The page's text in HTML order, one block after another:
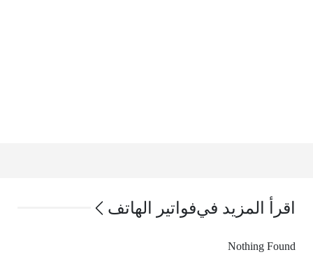
اقرأ المزيد فيفواتير الهاتف
Nothing Found